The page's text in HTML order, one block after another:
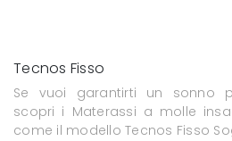
Tecnos Fisso
Se vuoi garantirti un sonno
scopri i Materassi a molle
come il modello Tecnos Fisso